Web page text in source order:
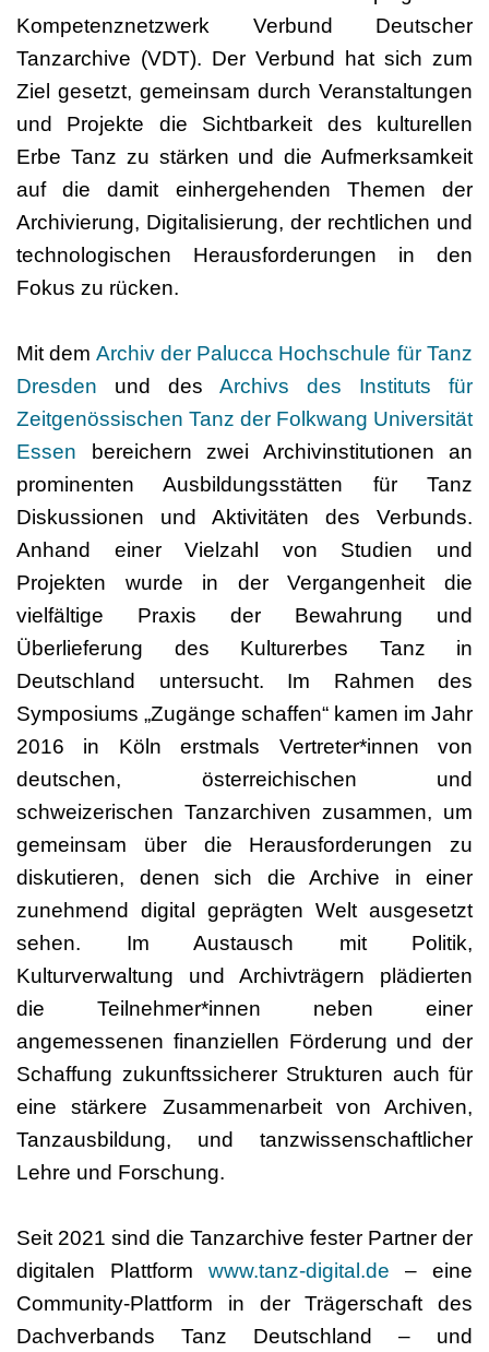
Kompetenznetzwerk Verbund Deutscher
Tanzarchive (VDT). Der Verbund hat sich zum
Ziel gesetzt, gemeinsam durch Veranstaltungen
und Projekte die Sichtbarkeit des kulturellen
Erbe Tanz zu stärken und die Aufmerksamkeit
auf die damit einhergehenden Themen der
Archivierung, Digitalisierung, der rechtlichen und
technologischen Herausforderungen in den
Fokus zu rücken.
Mit dem Archiv der Palucca Hochschule für Tanz
Dresden und des Archivs des Instituts für
Zeitgenössischen Tanz der Folkwang Universität
Essen bereichern zwei Archivinstitutionen an
prominenten Ausbildungsstätten für Tanz
Diskussionen und Aktivitäten des Verbunds.
Anhand einer Vielzahl von Studien und
Projekten wurde in der Vergangenheit die
vielfältige Praxis der Bewahrung und
Überlieferung des Kulturerbes Tanz in
Deutschland untersucht. Im Rahmen des
Symposiums „Zugänge schaffen“ kamen im Jahr
2016 in Köln erstmals Vertreter*innen von
deutschen, österreichischen und
schweizerischen Tanzarchiven zusammen, um
gemeinsam über die Herausforderungen zu
diskutieren, denen sich die Archive in einer
zunehmend digital geprägten Welt ausgesetzt
sehen. Im Austausch mit Politik,
Kulturverwaltung und Archivträgern plädierten
die Teilnehmer*innen neben einer
angemessenen finanziellen Förderung und der
Schaffung zukunftssicherer Strukturen auch für
eine stärkere Zusammenarbeit von Archiven,
Tanzausbildung, und tanzwissenschaftlicher
Lehre und Forschung.
Seit 2021 sind die Tanzarchive fester Partner der
digitalen Plattform www.tanz-digital.de – eine
Community-Plattform in der Trägerschaft des
Dachverbands Tanz Deutschland – und